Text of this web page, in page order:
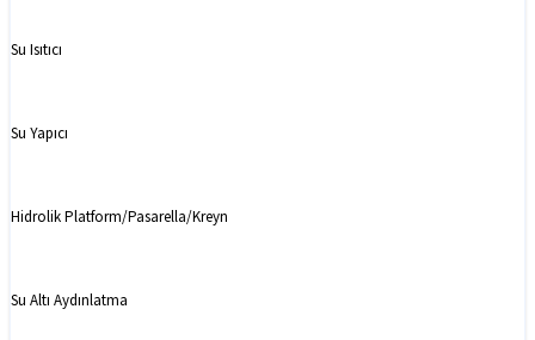
Su Isıtıcı
Su Yapıcı
Hidrolik Platform/Pasarella/Kreyn
Su Altı Aydınlatma